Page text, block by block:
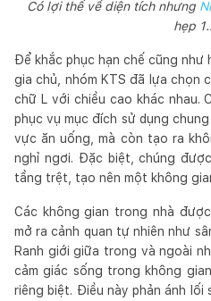
Có lợi thế về diện tích nhưng
hẹp
Để khắc phục hạn chế cũng như
gia chủ, nhóm KTS đã lựa chọn
chữ L với chiều cao khác nhau.
phục vụ mục đích sử dụng
vực ăn uống, mà còn tạo ra
nghỉ ngơi. Đặc biệt, chúng
tầng trệt, tạo nên một không
Các không gian trong nhà
mở ra cảnh quan tự nhiên như
Ranh giới giữa trong và ngoài
cảm giác sống trong không
riêng biệt. Điều này phản ánh